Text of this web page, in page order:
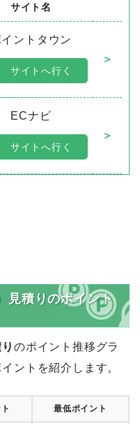
サイト名
イントタウン
＞
サイトへ行く
ECナビ
＞
サイトへ行く
見積りのポイント
のポイント推移グラ
ントを紹介します。
最低ポイント